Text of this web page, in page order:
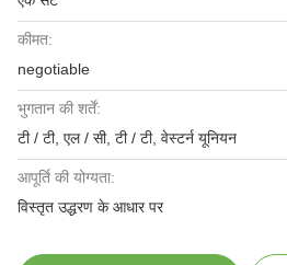
कीमत:
negotiable
भुगतान की शर्तें:
टी / टी, एल / सी, टी / टी, वेस्टर्न यूनियन
आपूर्ति की योग्यता:
विस्तृत उद्धरण के आधार पर